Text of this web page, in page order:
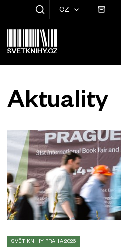
ZOBRAZIT HLEDÁNÍ
CZ
Aktuality
SVĚT KNIHY PRAHA 2026